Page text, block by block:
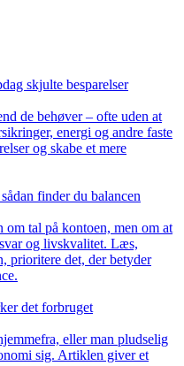
skjulte besparelser
de behøver – ofte uden at
energi og andre faste
og skabe et mere
finder du balancen
tal på kontoen, men om at
og livskvalitet. Læs,
prioritere det, der betyder
det forbruget
eller man pludselig
sig. Artiklen giver et